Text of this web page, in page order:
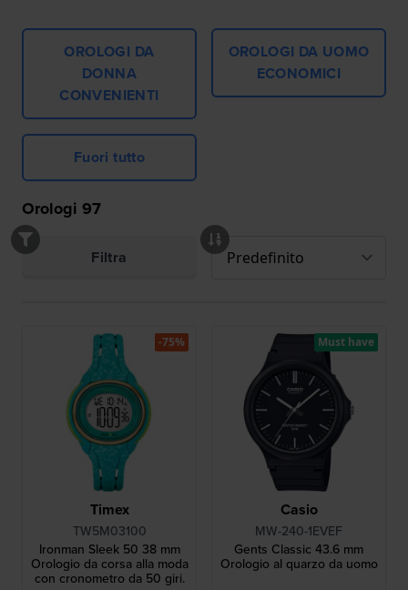
OROLOGI DA
DONNA
CONVENIENTI
OROLOGI DA UOMO
ECONOMICI
Fuori tutto
Orologi 97
Filtra
Timex
TW5M03100
Ironman Sleek 50 38 mm
Orologio da corsa alla moda
con cronometro da 50 giri.
-75%
Casio
MW-240-1EVEF
Gents Classic 43.6 mm
Orologio al quarzo da uomo
Must have